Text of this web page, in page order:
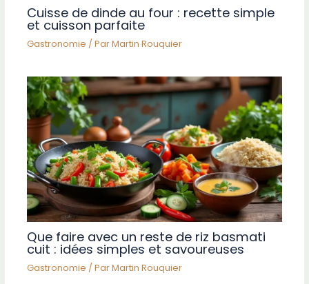
Cuisse de dinde au four : recette simple
et cuisson parfaite
Gastronomie / ParMartin Rouquier
Que faire avec un reste de riz basmati
cuit : idées simples et savoureuses
Gastronomie / ParMartin Rouquier